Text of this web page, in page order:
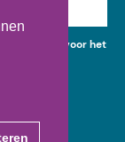
gegevens voor het